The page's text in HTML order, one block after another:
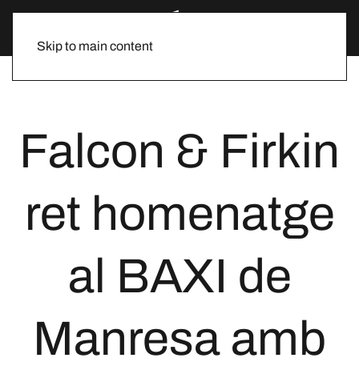
Skip to main content
Falcon & Firkin
ret homenatge
al BAXI de
Manresa amb